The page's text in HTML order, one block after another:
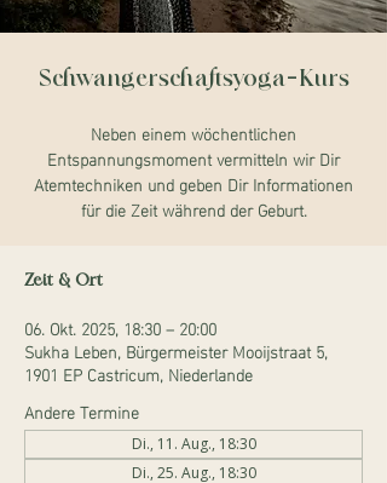
Schwangerschaftsyoga-Kurs
Neben einem wöchentlichen
Entspannungsmoment vermitteln wir Dir
Atemtechniken und geben Dir Informationen
für die Zeit während der Geburt.
Zeit & Ort
06. Okt. 2025, 18:30 – 20:00
Sukha Leben, Bürgermeister Mooijstraat 5,
1901 EP Castricum, Niederlande
Andere Termine
Di., 11. Aug., 18:30
Di., 25. Aug., 18:30